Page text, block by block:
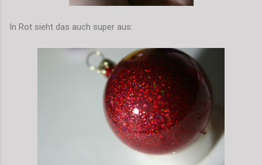
In Rot sieht das auch super aus: